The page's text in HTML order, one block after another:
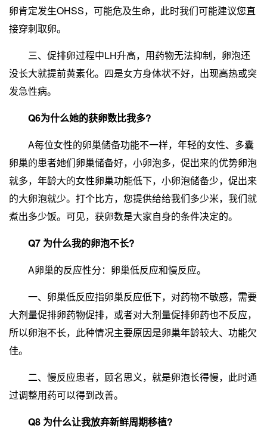
卵肯定发生OHSS，可能危及生命，此时我们可能建议您直
接穿刺取卵。
三、促排卵过程中LH升高，用药物无法抑制，卵泡还
没长大就提前黄素化。四是女方身体状不好，出现高热或突
发急性病。
Q6为什么她的获卵数比我多?
A每位女性的卵巢储备功能不一样，年轻的女性、多囊
卵巢的患者她们卵巢储备好，小卵泡多，促出来的优势卵泡
就多，年龄大的女性卵巢功能低下，小卵泡储备少，促出来
的大卵泡就少。打个比方，您提供给给我们多少米，我们就
煮出多少饭。可见，获卵数是大家自身的条件决定的。
Q7 为什么我的卵泡不长?
A卵巢的反应性分：卵巢低反应和慢反应。
一、卵巢低反应指卵巢反应低下，对药物不敏感，需要
大剂量促排卵药物促排，或者对大剂量促排卵药也不反应，
所以卵泡不长，此种情况主要原因是卵巢年龄较大、功能欠
佳。
二、慢反应患者，顾名思义，就是卵泡长得慢，此时通
过调整用药可以得到改善。
Q8 为什么让我放弃新鲜周期移植?